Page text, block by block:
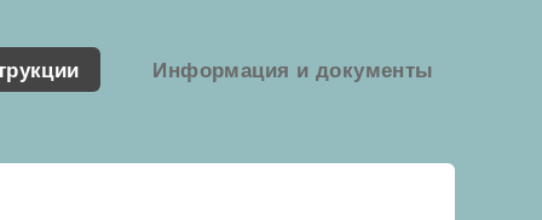
Информация и документы